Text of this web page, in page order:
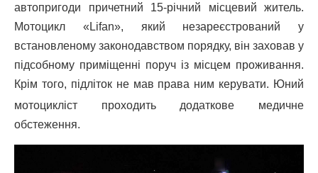
автопригоди причетний 15-річний місцевий житель.
Мотоцикл «Lifan», який незареєстрований у
встановленому законодавством порядку, він заховав у
підсобному приміщенні поруч із місцем проживання.
Крім того, підліток не мав права ним керувати. Юний
мотоцикліст проходить додаткове медичне
обстеження.